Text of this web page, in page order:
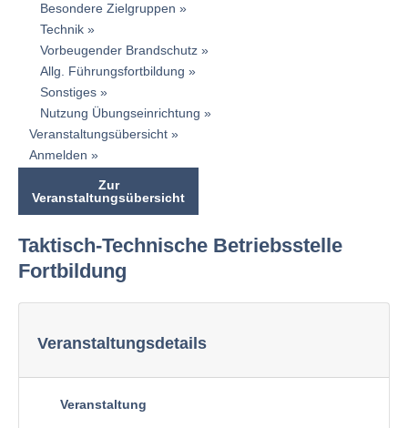
Besondere Zielgruppen
Technik
Vorbeugender Brandschutz
Allg. Führungsfortbildung
Sonstiges
Nutzung Übungseinrichtung
Veranstaltungsübersicht
Anmelden
Zur
Veranstaltungsübersicht
Taktisch-Technische Betriebsstelle
Fortbildung
Veranstaltungsdetails
Veranstaltung